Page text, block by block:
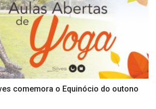
comemora o Equinócio do outono